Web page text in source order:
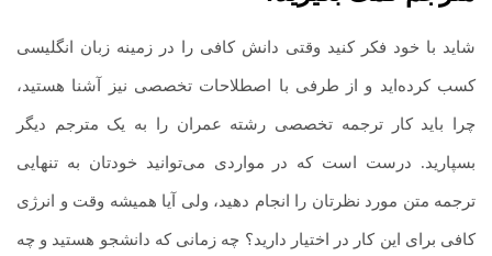
شاید با خود فکر کنید وقتی دانش کافی را در زمینه زبان انگلیسی
کسب کرده‌اید و از طرفی با اصطلاحات تخصصی نیز آشنا هستید،
چرا باید کار ترجمه تخصصی رشته عمران را به یک مترجم دیگر
بسپارید. درست است که در مواردی می‌توانید خودتان به تنهایی
ترجمه متن مورد نظرتان را انجام دهید، ولی آیا همیشه وقت و انرژی
کافی برای این کار در اختیار دارید؟ چه زمانی که دانشجو هستید و چه